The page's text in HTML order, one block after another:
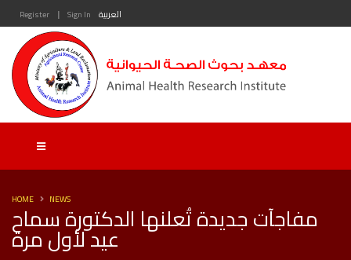
Register | Sign In العربية
مفاجآت جديدة تُعلنها الدكتورة سماح
عيد لأول مرة
HOME NEWS